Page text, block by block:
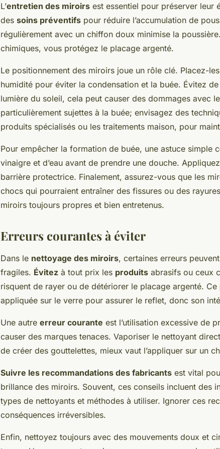
L’entretien des miroirs est essentiel pour préserver leur
des soins préventifs pour réduire l’accumulation de
régulièrement avec un chiffon doux minimise la
chimiques, vous protégez le placage argenté.
Le positionnement des miroirs joue un rôle clé. Placez-
humidité pour éviter la condensation et la buée. Évitez
lumière du soleil, cela peut causer des dommages avec
particulièrement sujettes à la buée; envisagez des
produits spécialisés ou les traitements maison, pour
Pour empêcher la formation de buée, une astuce simple
vinaigre et d’eau avant de prendre une douche.
barrière protectrice. Finalement, assurez-vous que les
chocs qui pourraient entraîner des fissures ou des
miroirs toujours propres et bien entretenus.
Erreurs courantes à éviter
Dans le nettoyage des miroirs, certaines erreurs
fragiles. Évitez à tout prix les produits abrasifs ou ceux
risquent de rayer ou de détériorer le placage argenté. Ce
appliquée sur le verre pour assurer le reflet, donc son
Une autre erreur courante est l’utilisation excessive de
causer des marques tenaces. Vaporiser le nettoyant
de créer des gouttelettes, mieux vaut l’appliquer sur un
Suivre les recommandations des fabricants est vital
brillance des miroirs. Souvent, ces conseils incluent des
types de nettoyants et méthodes à utiliser. Ignorer ces
conséquences irréversibles.
Enfin, nettoyez toujours avec des mouvements doux et